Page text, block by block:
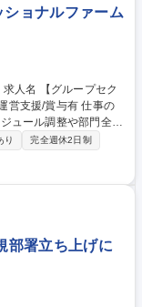
売主や仲介会社とのや
る知識（不動産・建
プ
ショナルファーム
援/賞与有 仕事の
ュール調整や部門全体
議調整や経費精算に加
す。 【詳細】
します。会議スケジュ
ご担当いただくほか、
で定められた書類作
、先回りの対応を行
えていただくことを期
り
完全週休2日制
部署立ち上げに